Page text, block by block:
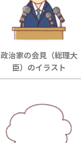
政治家の会見（総理大
臣）のイラスト